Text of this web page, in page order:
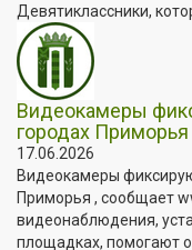
Девятиклассники,
Видеокамеры
городах Приморья
17.06.2026
Видеокамеры
Приморья , сообщает
видеонаблюдения,
площадках, помогают